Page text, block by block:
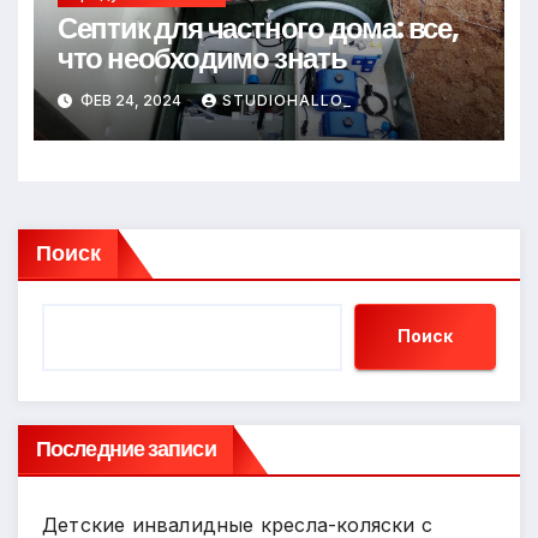
Септик для частного дома: все,
что необходимо знать
ФЕВ 24, 2024 STUDIOHALLO_
Поиск
Поиск
Последние записи
Детские инвалидные кресла-коляски с